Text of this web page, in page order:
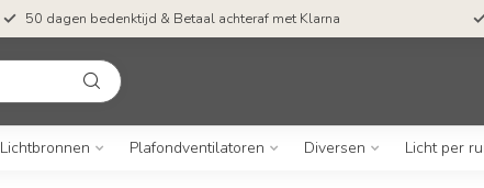
50 dagen bedenktijd & Betaal achteraf met Klarna
Lichtbronnen Plafondventilatoren Diversen Licht per